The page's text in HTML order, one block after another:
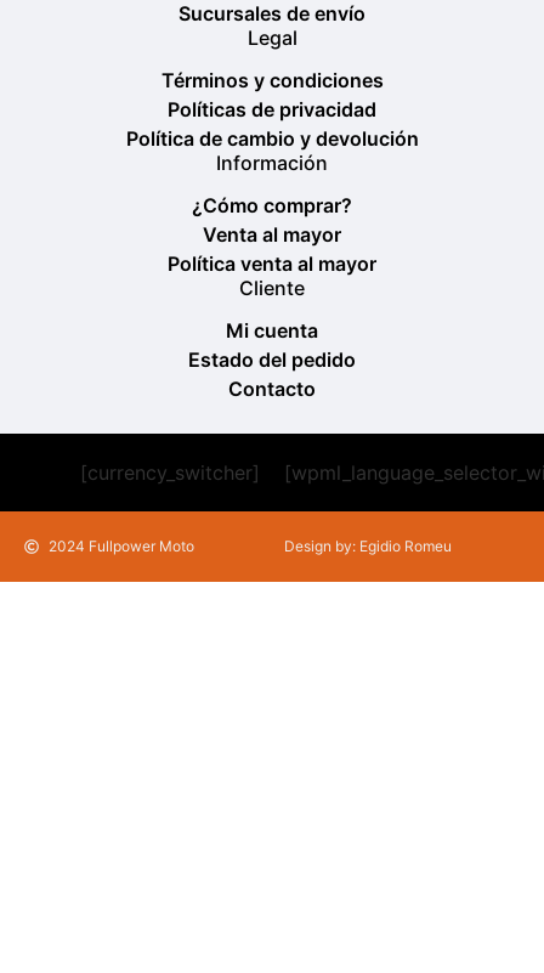
Sucursales de envío
Legal
Términos y condiciones
Políticas de privacidad
Política de cambio y devolución
Información
¿Cómo comprar?
Venta al mayor
Política venta al mayor
Cliente
Mi cuenta
Estado del pedido
Contacto
[currency_switcher]
2024 Fullpower Moto Design by: Egidio Romeu